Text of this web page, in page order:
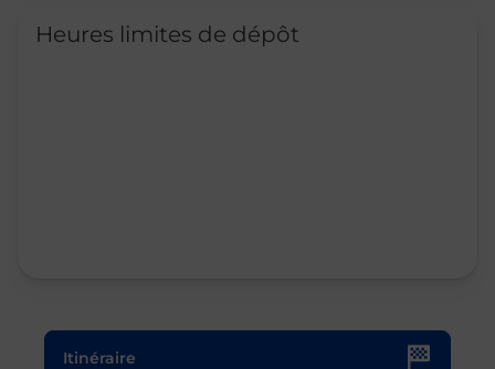
Heures limites de dépôt
Itinéraire
Le lien s'ouvre dans un nouvel onglet